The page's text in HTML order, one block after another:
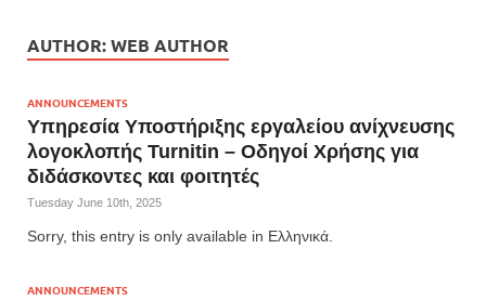
AUTHOR: WEB AUTHOR
ANNOUNCEMENTS
Υπηρεσία Υποστήριξης εργαλείου ανίχνευσης
λογοκλοπής Turnitin – Οδηγοί Χρήσης για
διδάσκοντες και φοιτητές
Tuesday June 10th, 2025
Sorry, this entry is only available in Ελληνικά.
ANNOUNCEMENTS